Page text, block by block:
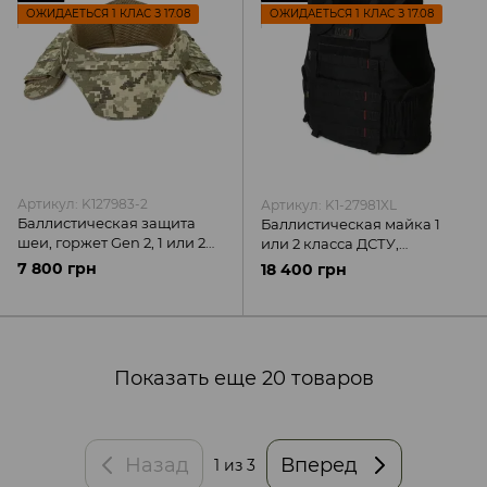
ОЖИДАЕТЬСЯ 1 КЛАС З 17.08
Артикул: K127983-2
Баллистическая защита
шеи, горжет Gen 2, 1 или 2
класса, Cordura Invista USA
500D пиксель, MOLLI
7 800 грн
ОЖИДАЕТЬСЯ 1 КЛАС З 17.08
Артикул: K1-27981XL
Баллистическая майка 1
или 2 класса ДСТУ,
модульный жилет, черный
18 400 грн
Показать еще 20 товаров
Назад 1 из 3 Вперед